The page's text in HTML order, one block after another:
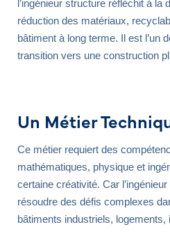
l’ingénieur structure réfléchit à la
réduction des matériaux,
bâtiment à long terme. Il est l’un
transition vers une construction
Un Métier
Ce métier requiert des
mathématiques, physique et
certaine créativité. Car
résoudre des défis complexes
bâtiments industriels,